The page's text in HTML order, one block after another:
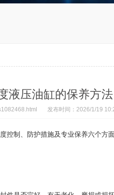
液压油缸的保养方法
发布时间：2026/1/19
控制、防护措施及专业保养六个方